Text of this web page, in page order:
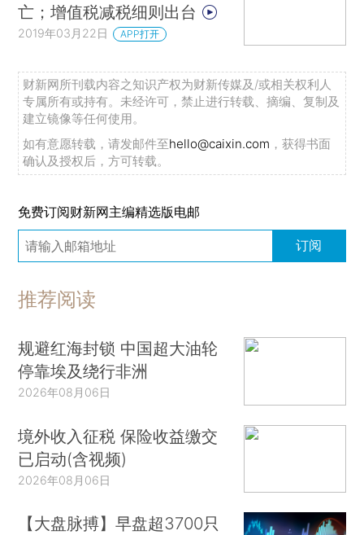
亡；增值税减税细则出台
2019年03月22日 APP打开
财新网所刊载内容之知识产权为财新传媒及/或相关权利人
专属所有或持有。未经许可，禁止进行转载、摘编、复制及
建立镜像等任何使用。
如有意愿转载，请发邮件至hello@caixin.com ，获得书面
确认及授权后，方可转载。
免费订阅财新网主编精选版电邮
订阅
推荐阅读
规避红海封锁 中国超大油轮
停靠埃及绕行非洲
2026年08月06日
境外收入征税 保险收益缴交
已启动(含视频)
2026年08月06日
【大盘脉搏】早盘超3700只